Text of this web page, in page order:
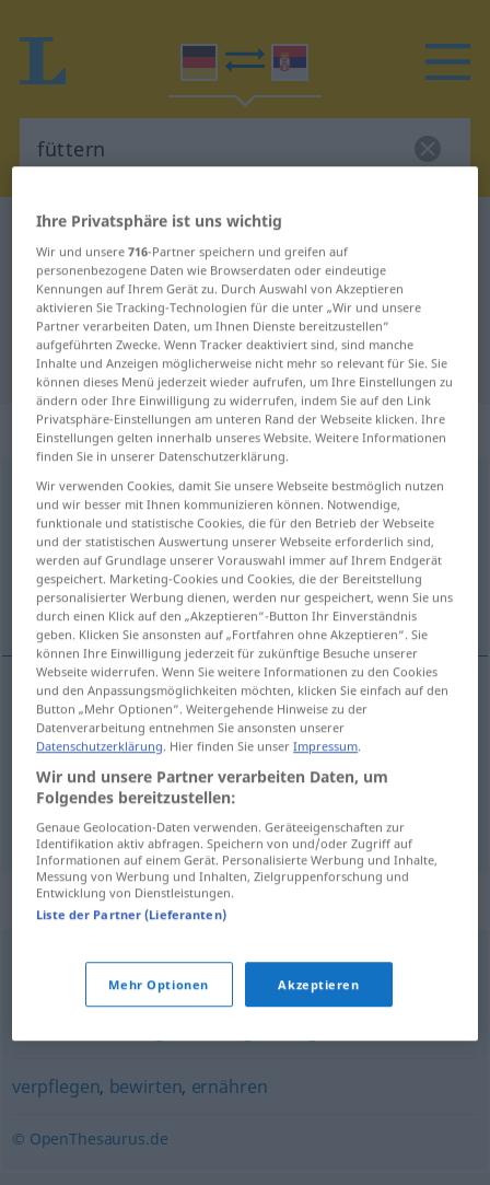
Deutsch-Serbisch Wörterbuch
Deutsch-Serbisch Übersetzung für
"füttern"
"füttern" Serbisch Übersetzung
„füttern“
füttern
Übersicht aller Übersetzungen
(Für mehr Details die Übersetzung anklicken/antippen)
хранити, мирити, поставити
хранити füttern Kind
мирити füttern Vieh
поставитиpf füttern Kleidung
Synonyme für "füttern"
stopfen
verpflegen, bewirten, ernähren
© OpenThesaurus.de
Ihre Privatsphäre ist uns wichtig
Wir und unsere716-Partner speichern und greifen auf
personenbezogene Daten wie Browserdaten oder eindeutige
Kennungen auf Ihrem Gerät zu. Durch Auswahl von Akzeptieren
aktivieren Sie Tracking-Technologien für die unter „Wir und unsere
Partner verarbeiten Daten, um Ihnen Dienste bereitzustellen“
aufgeführten Zwecke. Wenn Tracker deaktiviert sind, sind manche
Inhalte und Anzeigen möglicherweise nicht mehr so relevant für Sie. Sie
können dieses Menü jederzeit wieder aufrufen, um Ihre Einstellungen zu
ändern oder Ihre Einwilligung zu widerrufen, indem Sie auf den Link
Privatsphäre-Einstellungen am unteren Rand der Webseite klicken. Ihre
Einstellungen gelten innerhalb unseres Website. Weitere Informationen
finden Sie in unserer Datenschutzerklärung.
Wir verwenden Cookies, damit Sie unsere Webseite bestmöglich nutzen
und wir besser mit Ihnen kommunizieren können. Notwendige,
funktionale und statistische Cookies, die für den Betrieb der Webseite
und der statistischen Auswertung unserer Webseite erforderlich sind,
werden auf Grundlage unserer Vorauswahl immer auf Ihrem Endgerät
gespeichert. Marketing-Cookies und Cookies, die der Bereitstellung
personalisierter Werbung dienen, werden nur gespeichert, wenn Sie uns
durch einen Klick auf den „Akzeptieren“-Button Ihr Einverständnis
geben. Klicken Sie ansonsten auf „Fortfahren ohne Akzeptieren“. Sie
können Ihre Einwilligung jederzeit für zukünftige Besuche unserer
Webseite widerrufen. Wenn Sie weitere Informationen zu den Cookies
und den Anpassungsmöglichkeiten möchten, klicken Sie einfach auf den
Button „Mehr Optionen“. Weitergehende Hinweise zu der
Datenverarbeitung entnehmen Sie ansonsten unserer
Datenschutzerklärung. Hier finden Sie unserImpressum.
Wir und unsere Partner verarbeiten Daten, um
Folgendes bereitzustellen:
Genaue Geolocation-Daten verwenden. Geräteeigenschaften zur
Identifikation aktiv abfragen. Speichern von und/oder Zugriff auf
Informationen auf einem Gerät. Personalisierte Werbung und Inhalte,
Messung von Werbung und Inhalten, Zielgruppenforschung und
Entwicklung von Dienstleistungen.
Liste der Partner (Lieferanten)
Mehr Optionen Akzeptieren